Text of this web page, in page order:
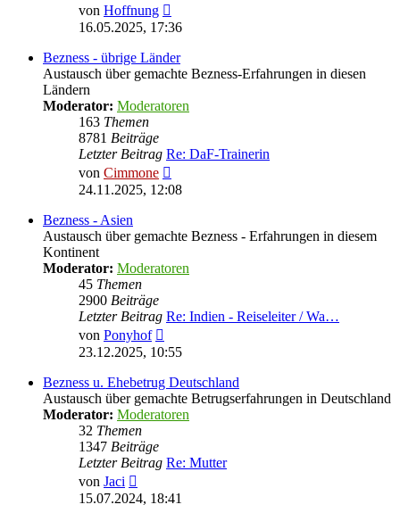
von Hoffnung
Beitrag
16.05.2025, 17:36
Bezness - übrige Länder
Austausch über gemachte Bezness-Erfahrungen in diesen
Ländern
Moderator: Moderatoren
163 Themen
8781 Beiträge
Letzter Beitrag Re: DaF-Trainerin
von Cimmone
Beitrag
24.11.2025, 12:08
Bezness - Asien
Austausch über gemachte Bezness - Erfahrungen in diesem
Kontinent
Moderator: Moderatoren
45 Themen
2900 Beiträge
Letzter Beitrag Re: Indien - Reiseleiter / Wa…
von Ponyhof
Beitrag
23.12.2025, 10:55
Bezness u. Ehebetrug Deutschland
Austausch über gemachte Betrugserfahrungen in Deutschland
Moderator: Moderatoren
32 Themen
1347 Beiträge
Letzter Beitrag Re: Mutter
von Jaci
Beitrag
15.07.2024, 18:41